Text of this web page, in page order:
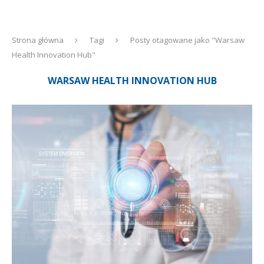
Strona główna Tagi
Posty otagowane jako "Warsaw
Health Innovation Hub"
WARSAW HEALTH INNOVATION HUB